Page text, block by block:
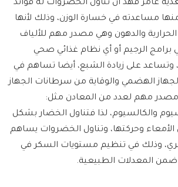
عامر فهد أن تناول الخضروات له فوائد
مساعدته في خسارة الوزن، وذلك لأنها
والدهون وهي مصدر مهم للألياف
الرجيم أو أي نظام غذائي صحي
وتساعد على زيادة الشبع، أيضا تساهم في
الهضمي والوقاية من سرطانات الجهاز
مهم لعدد من المعادن مثل:
والكالسيوم، لذا فتناول الخضار بشكل
وحركتها، وتناول الخضروات يساهم
وذلك في تنظيم مستويات السكر في
ضمن المعدلات الطبيعية.